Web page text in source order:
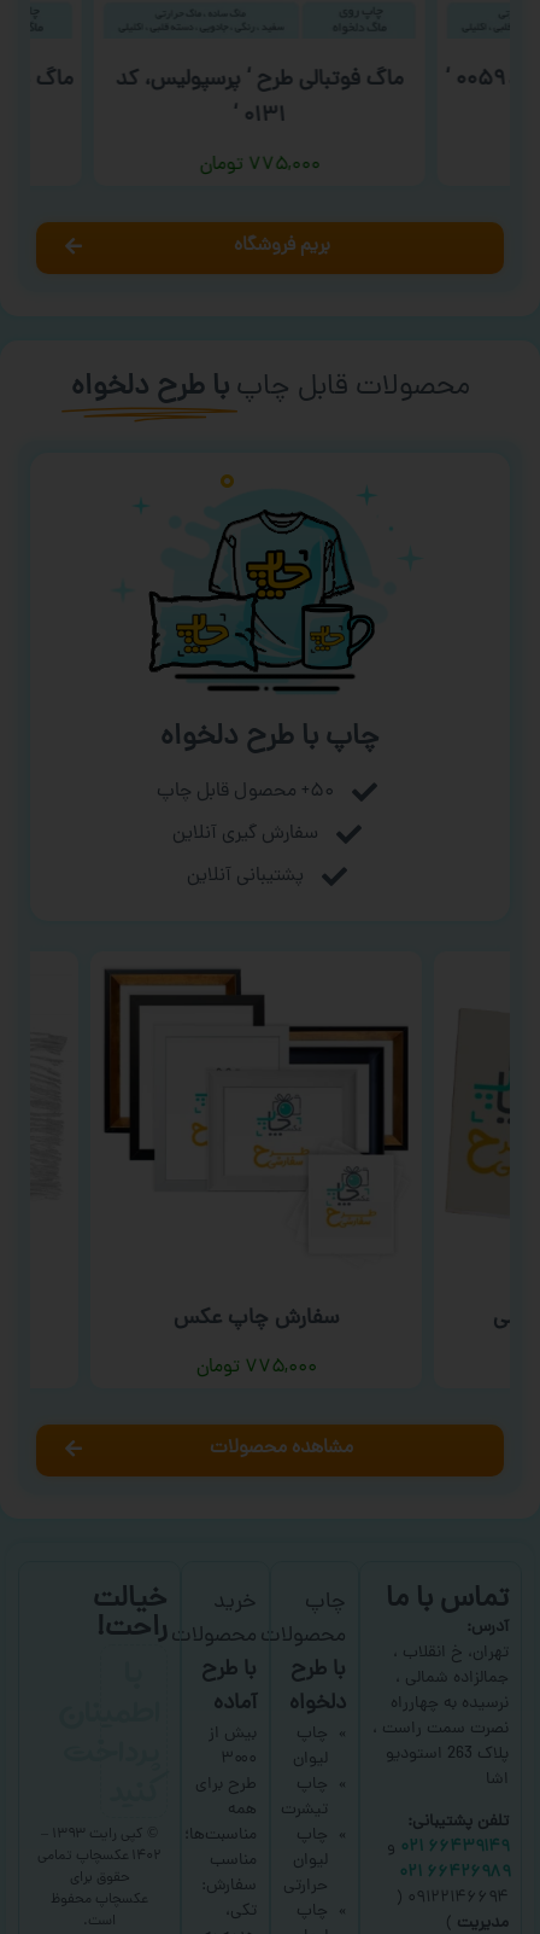
ماگ فوتبالی طرح ‘ پرسپولیس، کد
۰۱۳۱ ‘
۷۷۵,۰۰۰تومان
ماگ
بریم فروشگاه
محصولات قابل چاپ با طرح دلخواه
چاپ با طرح دلخواه
۵۰+ محصول قابل چاپ
سفارش گیری آنلاین
پشتیبانی آنلاین
سفارش چاپ عکس
۷۷۵,۰۰۰ تومان
مشاهده محصولات
تماس با ما
آدرس:
تهران، خ انقلاب ،
جمالزاده شمالی ،
نرسیده به چهارراه
نصرت سمت راست ،
پلاک 263 استودیو
اشا
تلفن پشتیبانی:
۶۶۴۳۹۱۴۹ ۰۲۱
و
۶۶۴۲۶۹۸۹ ۰۲۱
۰۹۱۲۲۱۴۶۶۹۴ (
مدیریت )
چاپ
محصولات
با طرح
دلخواه
چاپ
لیوان
چاپ
تیشرت
چاپ
لیوان
حرارتی
چاپ
خرید
محصولات
با طرح
آماده
بیش از
۳۰۰۰
طرح برای
همه
مناسبت‌ها؛
مناسب
سفارش:
تکی،
خیالت
راحت!
۱۴۰۲ عکسچاپ
تمامی
حقوق برای
عکسچاپ محفوظ
است.